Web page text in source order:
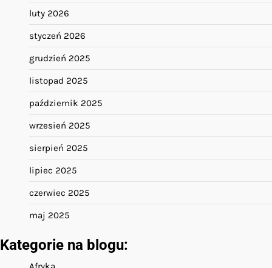
luty 2026
styczeń 2026
grudzień 2025
listopad 2025
październik 2025
wrzesień 2025
sierpień 2025
lipiec 2025
czerwiec 2025
maj 2025
Kategorie na blogu: